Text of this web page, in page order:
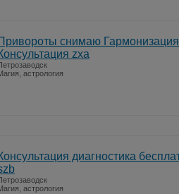
снимаю
Консультация zxa
астрология
Консультация диагностика
астрология